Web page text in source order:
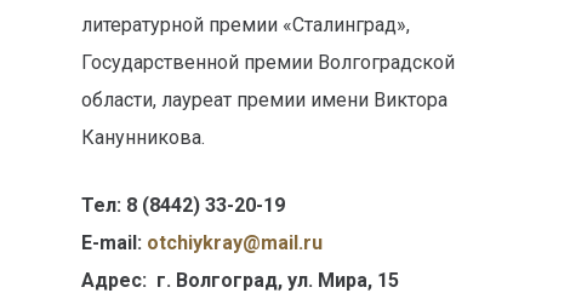
литературной премии «Сталинград»,
Государственной премии Волгоградской
области, лауреат премии имени Виктора
Канунникова.
Тел: 8 (8442) 33-20-19
E-mail: otсhiykray@mail.ru
Адрес: г. Волгоград, ул. Мира, 15